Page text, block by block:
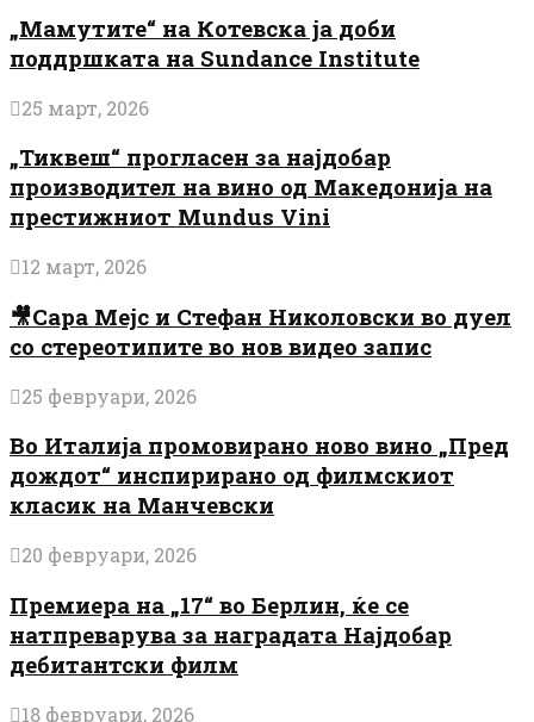
„Мамутите“ на Котевска ја доби
поддршката на Sundance Institute
25 март, 2026
„Тиквеш“ прогласен за најдобар
производител на вино од Македонија на
престижниот Mundus Vini
12 март, 2026
🎥Сара Мејс и Стефан Николовски во дуел
со стереотипите во нов видео запис
25 февруари, 2026
Во Италија промовирано ново вино „Пред
дождот“ инспирирано од филмскиот
класик на Манчевски
20 февруари, 2026
Премиера на „17“ во Берлин, ќе се
натпреварува за наградата Најдобар
дебитантски филм
18 февруари, 2026